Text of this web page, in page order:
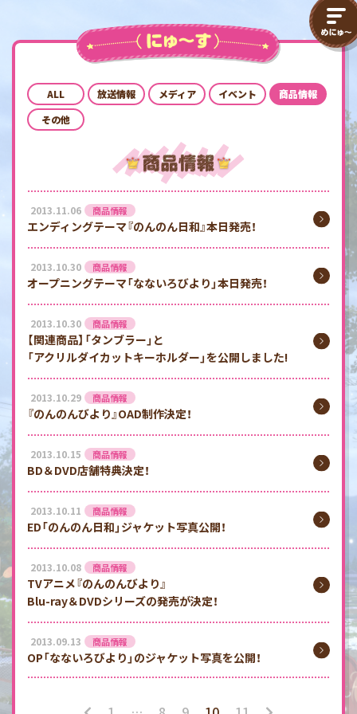
ALL 放送情報 メディア イベント
商品情報
その他
2013.11.06 商品情報
エンディングテーマ『のんのん日和』本日発売！
2013.10.30 商品情報
オープニングテーマ「なないろびより」本日発売！
2013.10.30 商品情報
【関連商品】「タンブラー」と
「アクリルダイカットキーホルダー」を公開しました!
2013.10.29 商品情報
『のんのんびより』OAD制作決定！
2013.10.15 商品情報
BD＆DVD店舗特典決定！
2013.10.11 商品情報
ED「のんのん日和」ジャケット写真公開！
2013.10.08 商品情報
TVアニメ『のんのんびより』
Blu-ray＆DVDシリーズの発売が決定！
2013.09.13 商品情報
OP「なないろびより」のジャケット写真を公開！